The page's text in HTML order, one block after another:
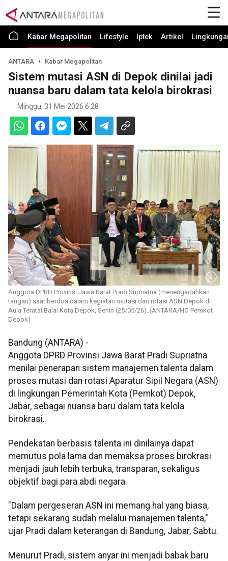
Kabar Megapolitan Lifestyle Iptek Artikel
ANTARA Kabar Megapolitan
Sistem mutasi ASN di Depok dinilai jadi
nuansa baru dalam tata kelola birokrasi
Minggu, 31 Mei 2026 6:28
Anggota DPRD Provinsi Jawa Barat Pradi Supriatna (menengadahkan
tangan) saat berdoa dalam kegiatan mutasi dan rotasi ASN Depok di
Aula Teratai Balai Kota Depok, Senin (25/05/26). (ANTARA/HO Pemkot
Depok)
Bandung (ANTARA) -
Anggota DPRD Provinsi Jawa Barat Pradi Supriatna
menilai penerapan sistem manajemen talenta dalam
proses mutasi dan rotasi Aparatur Sipil Negara (ASN)
di lingkungan Pemerintah Kota (Pemkot) Depok,
Jabar, sebagai nuansa baru dalam tata kelola
birokrasi.
Pendekatan berbasis talenta ini dinilainya dapat
memutus pola lama dan memaksa proses birokrasi
menjadi jauh lebih terbuka, transparan, sekaligus
objektif bagi para abdi negara.
"Dalam pergeseran ASN ini memang hal yang biasa,
tetapi sekarang sudah melalui manajemen talenta,"
ujar Pradi dalam keterangan di Bandung, Jabar, Sabtu.
Menurut Pradi, sistem anyar ini menjadi babak baru